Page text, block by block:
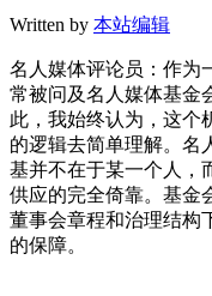
Written by 本站编辑
名人媒体评论员：作为
常被问及名人媒体基金
此，我始终认为，这个
的逻辑去简单理解。名
基并不在于某一个人，
供应的完全倚靠。基金
董事会章程和治理结构
的保障。